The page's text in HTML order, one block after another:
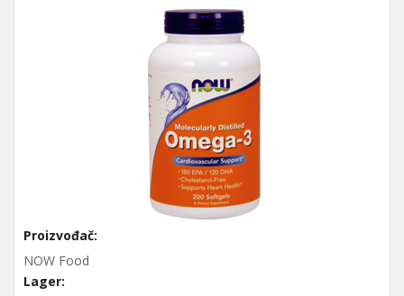
Proizvođač:
NOW Food
Lager: